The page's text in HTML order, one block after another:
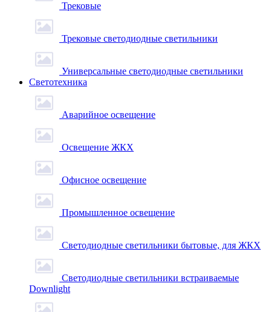
Трековые
Трековые светодиодные светильники
Универсальные светодиодные светильники
Светотехника
Аварийное освещение
Освещение ЖКХ
Офисное освещение
Промышленное освещение
Светодиодные светильники бытовые, для ЖКХ
Светодиодные светильники встраиваемые
Downlight